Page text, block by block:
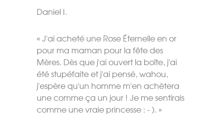
Daniel I.
« J'ai acheté une Rose Éternelle en or
pour ma maman pour la fête des
Mères. Dès que j'ai ouvert la boîte, j'ai
été stupéfaite et j'ai pensé, wahou,
j'espère qu'un homme m'en achètera
une comme ça un jour ! Je me sentirais
comme une vraie princesse : - ). »